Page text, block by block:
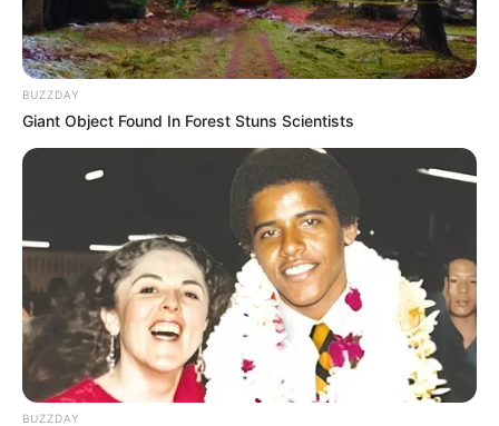
53 0 0
14:17 / 06 Avqust 2026 CƏMİYYƏT
AAYDA Suraxanı sakinlərinin
MÜRACİƏTİNİ EŞİTMİR - Uşaqlarımız
BUZZDAY
Giant Object Found In Forest Stuns Scientists
BUZZDAY